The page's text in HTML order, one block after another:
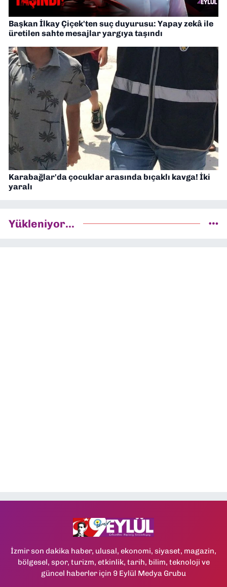
Başkan İlkay Çiçek'ten suç duyurusu: Yapay zekâ ile
üretilen sahte mesajlar yargıya taşındı
Karabağlar'da çocuklar arasında bıçaklı kavga! İki
yaralı
Yükleniyor...
İzmir son dakika haber, ulusal, ekonomi, siyaset, magazin,
bölgesel, spor, turizm, etkinlik, tarih, bilim, teknoloji ve
güncel haberler için 9 Eylül Medya Grubu